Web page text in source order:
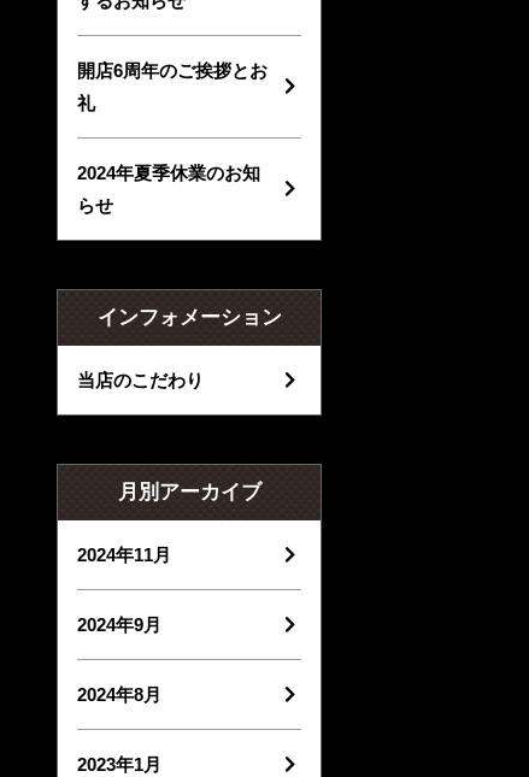
開店6周年のご挨拶とお
礼
2024年夏季休業のお知
らせ
インフォメーション
当店のこだわり
月別アーカイブ
2024年11月
2024年9月
2024年8月
2023年1月